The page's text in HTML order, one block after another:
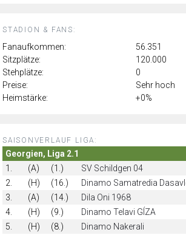
STADION & FANS:
Fanaufkommen:
56.351
Sitzplätze:
120.000
Stehplätze:
0
Preise:
Sehr hoch
Heimstärke:
+0%
SAISONVERLAUF LIGA:
Georgien, Liga 2.1
1.
(A) (1.) SV Schildgen 04
2.
(H) (16.) Dinamo Samatredia
3.
(A) (14.) Dila Oni 1968
4.
(H) (9.) Dinamo Telavi GÍZA
5.
(H) (8.) Dinamo Nakerali